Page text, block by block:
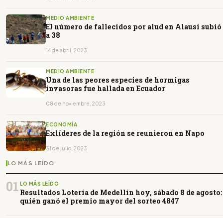
MEDIO AMBIENTE
El número de fallecidos por alud en Alausí subió
a 38
14 de abril, 2023
MEDIO AMBIENTE
Una de las peores especies de hormigas
invasoras fue hallada en Ecuador
08 de noviembre, 2023
ECONOMÍA
Exlíderes de la región se reunieron en Napo
31 de julio, 2023
LO MÁS LEÍDO
01 LO MÁS LEÍDO
Resultados Lotería de Medellín hoy, sábado 8 de agosto:
quién ganó el premio mayor del sorteo 4847